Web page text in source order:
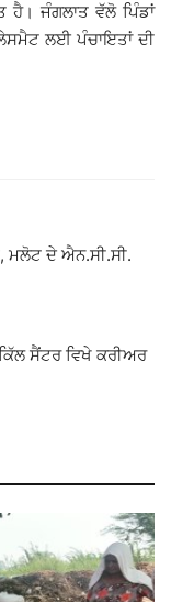
ਹੈ। ਜੰਗਲਾਤ ਵੱਲੋ ਪਿੰਡਾਂ
ਲਈ ਪੰਚਾਇਤਾਂ ਦੀ
ਮਲੋਟ ਦੇ ਐਨ.ਸੀ.ਸੀ.
ਸੈਂਟਰ ਵਿਖੇ ਕਰੀਅਰ